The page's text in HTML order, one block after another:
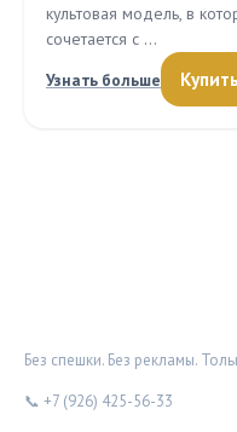
культовая модель, в
сочетается с …
Узнать больше
Купить
Без спешки. Без рекламы.
📞 +7 (926) 425-56-33